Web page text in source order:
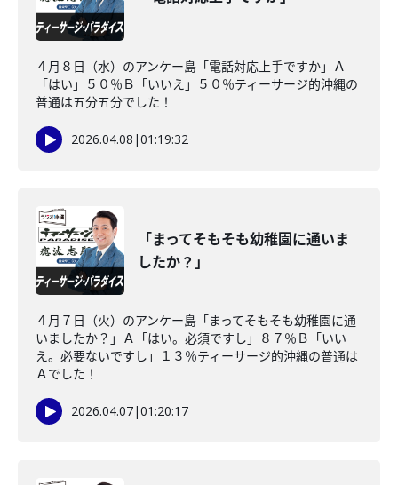
４月８日（水）のアンケー島「電話対応上手ですか」Ａ
「はい」５０％Ｂ「いいえ」５０％ティーサージ的沖縄の
普通は五分五分でした！
2026.04.08 |01:19:32
「まってそもそも幼稚園に通いま
したか？」
４月７日（火）のアンケー島「まってそもそも幼稚園に通
いましたか？」Ａ「はい。必須ですし」８７％Ｂ「いい
え。必要ないですし」１３％ティーサージ的沖縄の普通は
Ａでした！
2026.04.07|01:20:17